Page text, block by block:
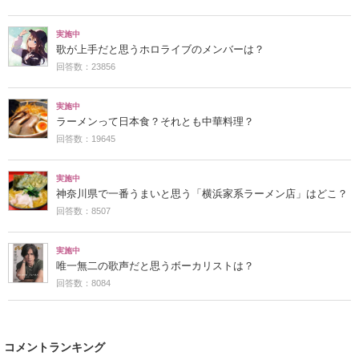
実施中
歌が上手だと思うホロライブのメンバーは？
回答数：23856
実施中
ラーメンって日本食？それとも中華料理？
回答数：19645
実施中
神奈川県で一番うまいと思う「横浜家系ラーメン店」はどこ？
回答数：8507
実施中
唯一無二の歌声だと思うボーカリストは？
回答数：8084
コメントランキング